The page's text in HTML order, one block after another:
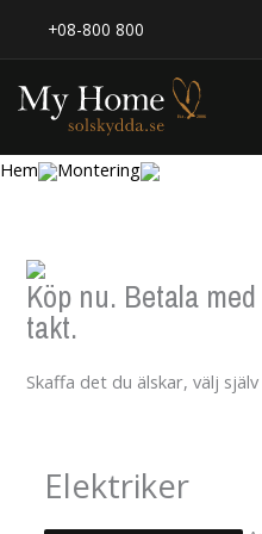
+08-800 800
Hem Montering
Köp nu. Betala
takt.
Skaffa det du älskar, välj
Elektriker